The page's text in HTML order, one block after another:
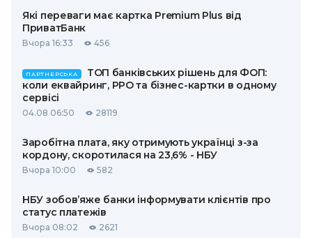
Які переваги має картка Premium Plus від
ПриватБанк
Вчора 16:33 456
ПАРТНЕРСЬКА
ТОП банківських рішень для ФОП:
коли еквайринг, РРО та бізнес-картки в одному
сервісі
04.08 06:50 28119
Заробітна плата, яку отримують українці з-за
кордону, скоротилася на 23,6% - НБУ
Вчора 10:00 582
НБУ зобов’яже банки інформувати клієнтів про
статус платежів
Вчора 08:02 2621